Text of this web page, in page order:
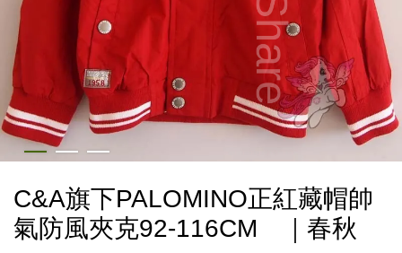
C&A旗下PALOMINO正紅藏帽帥
氣防風夾克92-116CM ｜春秋